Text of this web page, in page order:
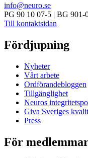
info@neuro.se
PG 90 10 07-5 | BG 901-
Till kontaktsidan
Fördjupning
Nyheter
Vårt arbete
Ordförandebloggen
Tillgänglighet
Neuros
Giva Sveriges
Press
För